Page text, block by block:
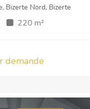
, Bizerte Nord, Bizerte
220 m²
demande